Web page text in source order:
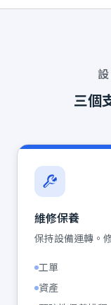
三個
維修保養
保持設備運轉。
工單
資產